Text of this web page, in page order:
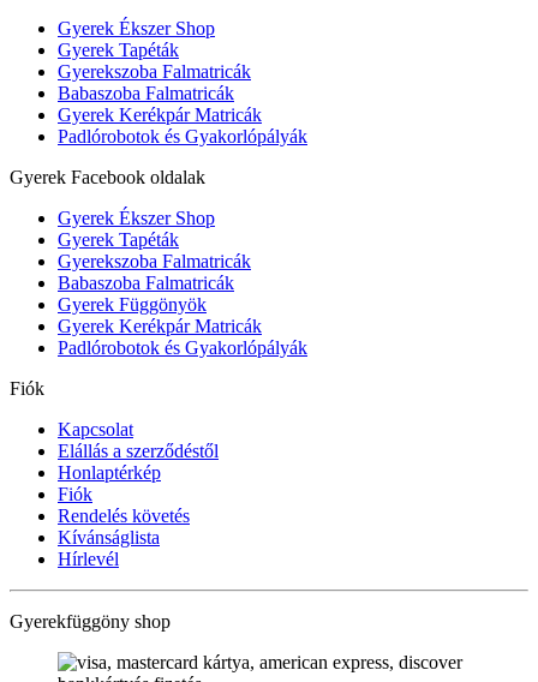
Gyerek Ékszer Shop
Gyerek Tapéták
Gyerekszoba Falmatricák
Babaszoba Falmatricák
Gyerek Kerékpár Matricák
Padlórobotok és Gyakorlópályák
Gyerek Facebook oldalak
Gyerek Ékszer Shop
Gyerek Tapéták
Gyerekszoba Falmatricák
Babaszoba Falmatricák
Gyerek Függönyök
Gyerek Kerékpár Matricák
Padlórobotok és Gyakorlópályák
Fiók
Kapcsolat
Elállás a szerződéstől
Honlaptérkép
Fiók
Rendelés követés
Kívánságlista
Hírlevél
Gyerekfüggöny shop